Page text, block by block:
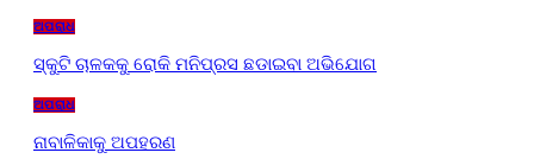
ଅପରାଧ
ସ୍କୁଟି ଚାଳକକୁ ରୋକି ମନିପ୍ରସ ଛଡାଇବା ଅଭିଯୋଗ
ଅପରାଧ
ନାବାଳିକାକୁ ଅପହରଣ